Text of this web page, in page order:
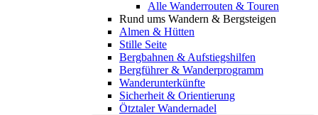
Alle Wanderrouten & Touren
Rund ums Wandern & Bergsteigen
Almen & Hütten
Stille Seite
Bergbahnen & Aufstiegshilfen
Bergführer & Wanderprogramm
Wanderunterkünfte
Sicherheit & Orientierung
Ötztaler Wandernadel